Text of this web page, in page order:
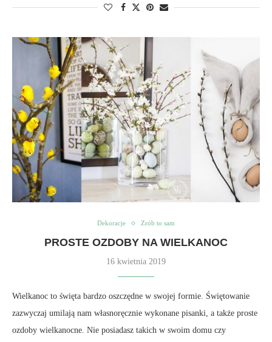
Dekoracje Zrób to sam
PROSTE OZDOBY NA WIELKANOC
16 kwietnia 2019
Wielkanoc to święta bardzo oszczędne w swojej formie. Świętowanie
zazwyczaj umilają nam własnoręcznie wykonane pisanki, a także proste
ozdoby wielkanocne. Nie posiadasz takich w swoim domu czy